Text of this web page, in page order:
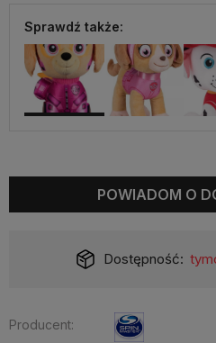
Sprawdź także:
POWIADOM O
Dostępność:
Producent: